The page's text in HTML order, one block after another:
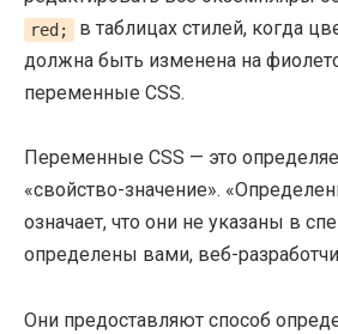
red;
в таблицах стилей, когда
должна быть изменена на
переменные CSS.
Переменные CSS — это
«свойство-значение».
означает, что они не указаны в
определены вами, веб-
Они предоставляют способ